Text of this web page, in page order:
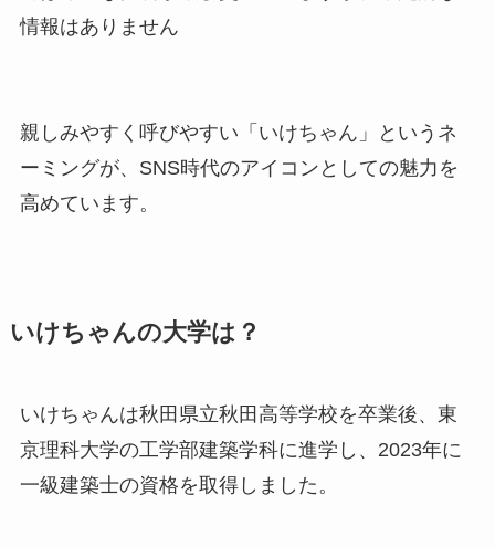
情報はありません
親しみやすく呼びやすい「いけちゃん」というネ
ーミングが、SNS時代のアイコンとしての魅力を
高めています。
いけちゃんの大学は？
いけちゃんは秋田県立秋田高等学校を卒業後、東
京理科大学の工学部建築学科に進学し、2023年に
一級建築士の資格を取得しました。